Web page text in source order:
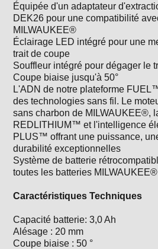
Équipée d'un adaptateur
DEK26 pour une compatibilité
MILWAUKEE®
Éclairage LED intégré pour une
trait de coupe
Souffleur intégré pour dégager le
Coupe biaise jusqu'à 50°
L'ADN de notre plateforme
des technologies sans fil. Le
sans charbon de MILWAUKEE®,
REDLITHIUM™ et l'intelligence
PLUS™ offrant une puissance,
durabilité exceptionnelles
Système de batterie
toutes les batteries
Caractéristiques Techniques
Capacité batterie: 3,0 Ah
Alésage : 20 mm
Coupe biaise : 50 °